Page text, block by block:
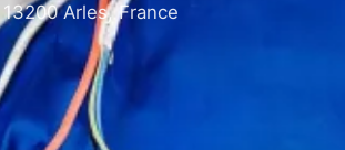
Arles, France